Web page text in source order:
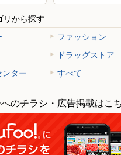
リから探す
ファッション
ドラッグストア
ンター
すべて
のチラシ・広告掲載はこ